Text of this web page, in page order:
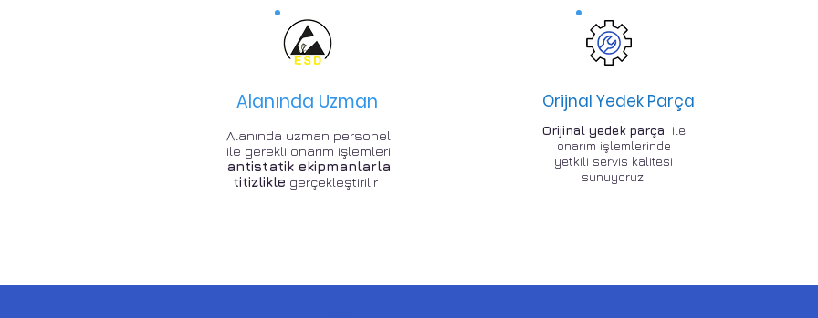
Alanında Uzman
Alanında uzman personel
ile gerekli onarım işlemleri
antistatik ekipmanlarla
titizlikle gerçekleştirilir .
Orijnal Yedek Parça
Orijinal yedek parça ile
onarım işlemlerinde
yetkili servis kalitesi
sunuyoruz.